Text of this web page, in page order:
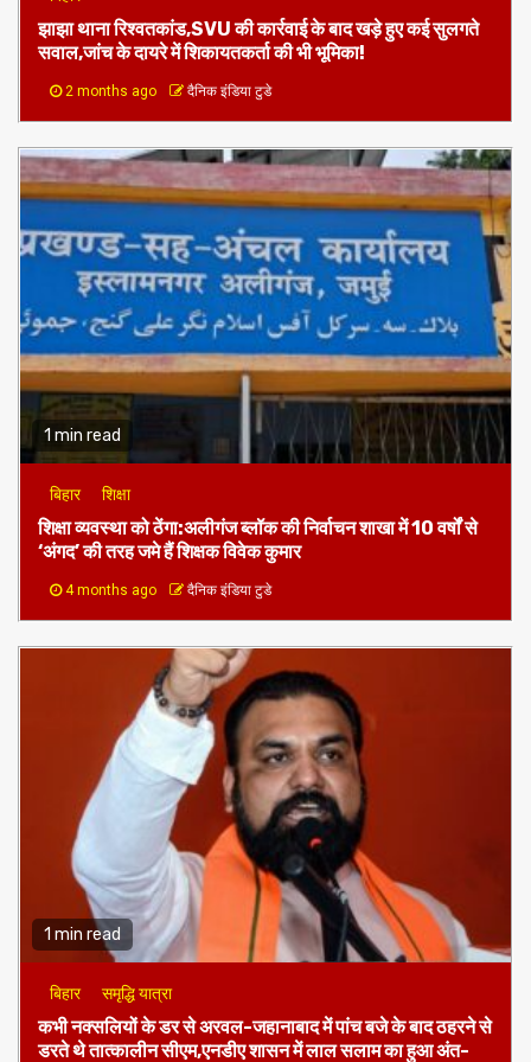
झाझा थाना रिश्वतकांड,SVU की कार्रवाई के बाद खड़े हुए कई सुलगते
सवाल,जांच के दायरे में शिकायतकर्ता की भी भूमिका!
2 months ago दैनिक इंडिया टुडे
1 min read
बिहार शिक्षा
शिक्षा व्यवस्था को ठेंगा:अलीगंज ब्लॉक की निर्वाचन शाखा में 10 वर्षों से
‘अंगद’ की तरह जमे हैं शिक्षक विवेक कुमार
4 months ago दैनिक इंडिया टुडे
1 min read
बिहार समृद्धि यात्रा
कभी नक्सलियों के डर से अरवल-जहानाबाद में पांच बजे के बाद ठहरने से
डरते थे तात्कालीन सीएम,एनडीए शासन में लाल सलाम का हुआ अंत-